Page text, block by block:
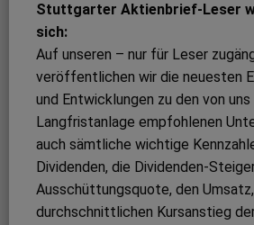
Stuttgarter Aktienbrief-Leser
sich:
Auf unseren – nur für Leser
veröffentlichen wir die neuesten
und Entwicklungen zu den von uns
Langfristanlage empfohlenen
auch sämtliche wichtige
Dividenden, die Dividenden-
Ausschüttungsquote, den
durchschnittlichen Kursanstieg